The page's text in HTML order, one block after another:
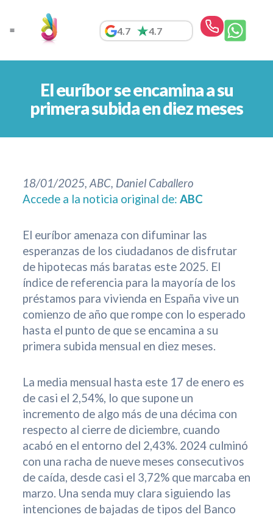
contenido
4.7 4.7
El euríbor se encamina a su
primera subida en diez meses
18/01/2025, ABC, Daniel Caballero
Accede a la noticia original de: ABC
El euríbor amenaza con difuminar las
esperanzas de los ciudadanos de disfrutar
de hipotecas más baratas este 2025. El
índice de referencia para la mayoría de los
préstamos para vivienda en España vive un
comienzo de año que rompe con lo esperado
hasta el punto de que se encamina a su
primera subida mensual en diez meses.
La media mensual hasta este 17 de enero es
de casi el 2,54%, lo que supone un
incremento de algo más de una décima con
respecto al cierre de diciembre, cuando
acabó en el entorno del 2,43%. 2024 culminó
con una racha de nueve meses consecutivos
de caída, desde casi el 3,72% que marcaba en
marzo. Una senda muy clara siguiendo las
intenciones de bajadas de tipos del Banco